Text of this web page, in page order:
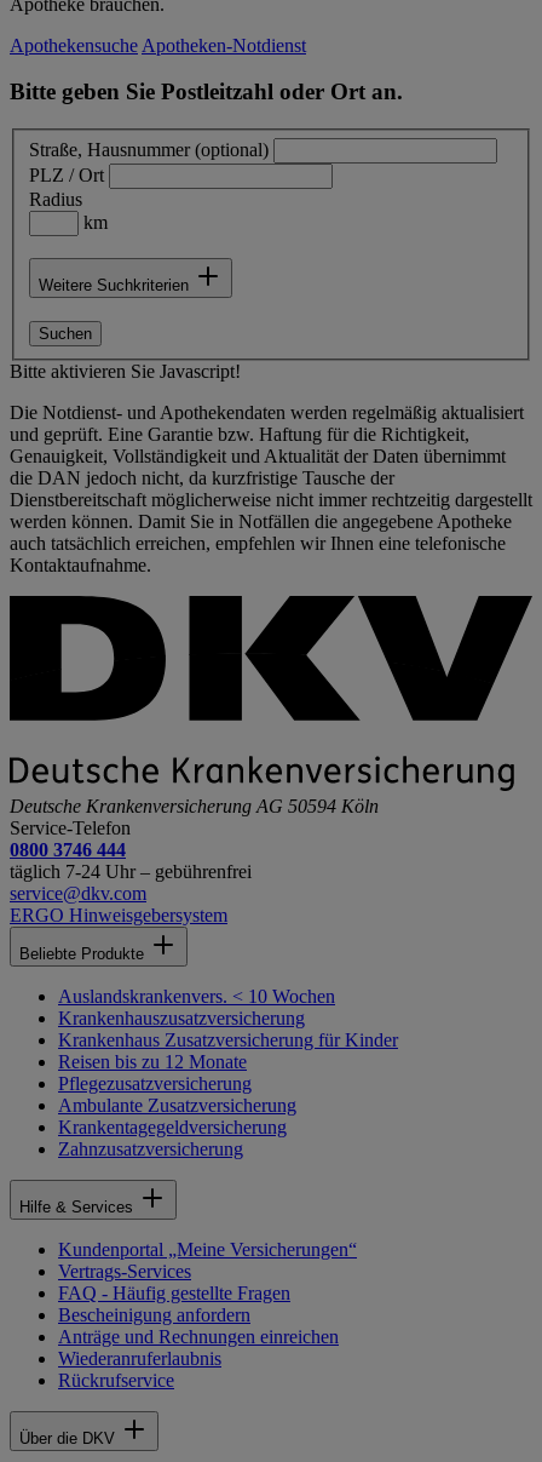
Apothekensuche Apotheken-Notdienst
Bitte geben Sie Postleitzahl oder Ort an.
Straße, Hausnummer (optional)
PLZ / Ort
Radius
km
Weitere Suchkriterien
Suchen
Bitte aktivieren Sie Javascript!
Die Notdienst- und Apothekendaten werden regelmäßig aktualisiert
und geprüft. Eine Garantie bzw. Haftung für die Richtigkeit,
Genauigkeit, Vollständigkeit und Aktualität der Daten übernimmt
die DAN jedoch nicht, da kurzfristige Tausche der
Dienstbereitschaft möglicherweise nicht immer rechtzeitig dargestellt
werden können. Damit Sie in Notfällen die angegebene Apotheke
auch tatsächlich erreichen, empfehlen wir Ihnen eine telefonische
Kontaktaufnahme.
Deutsche Krankenversicherung AG 50594 Köln
Service-Telefon
0800 3746 444
täglich 7-24 Uhr – gebührenfrei
service@dkv.com
ERGO Hinweisgebersystem
Beliebte Produkte
Auslandskrankenvers. < 10 Wochen
Krankenhauszusatzversicherung
Krankenhaus Zusatzversicherung für Kinder
Reisen bis zu 12 Monate
Pflegezusatzversicherung
Ambulante Zusatzversicherung
Krankentagegeldversicherung
Zahnzusatzversicherung
Hilfe & Services
Kundenportal „Meine Versicherungen“
Vertrags-Services
FAQ - Häufig gestellte Fragen
Bescheinigung anfordern
Anträge und Rechnungen einreichen
Wiederanruferlaubnis
Rückrufservice
Über die DKV